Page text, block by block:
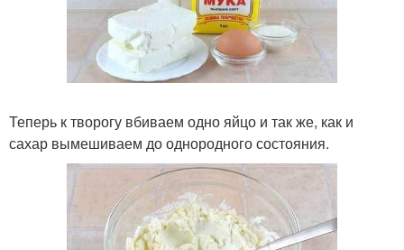
Теперь к творогу вбиваем одно яйцо и так же, как и
сахар вымешиваем до однородного состояния.